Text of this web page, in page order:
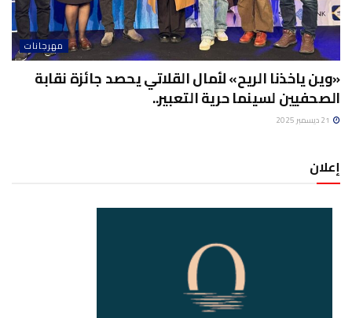
مهرجانات
«وين ياخذنا الريح» لأمال القلاتي يحصد جائزة نقابة
الصحفيين لسينما حرية التعبير..
إعلان